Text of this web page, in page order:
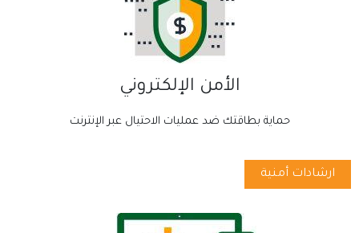
الأمن الإلكتروني
حماية بطاقتك ضد عمليات الاحتيال عبر الإنترنت
ارشادات أمنية